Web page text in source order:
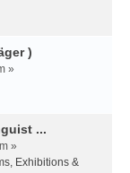
)
»
...
»
Exhibitions &